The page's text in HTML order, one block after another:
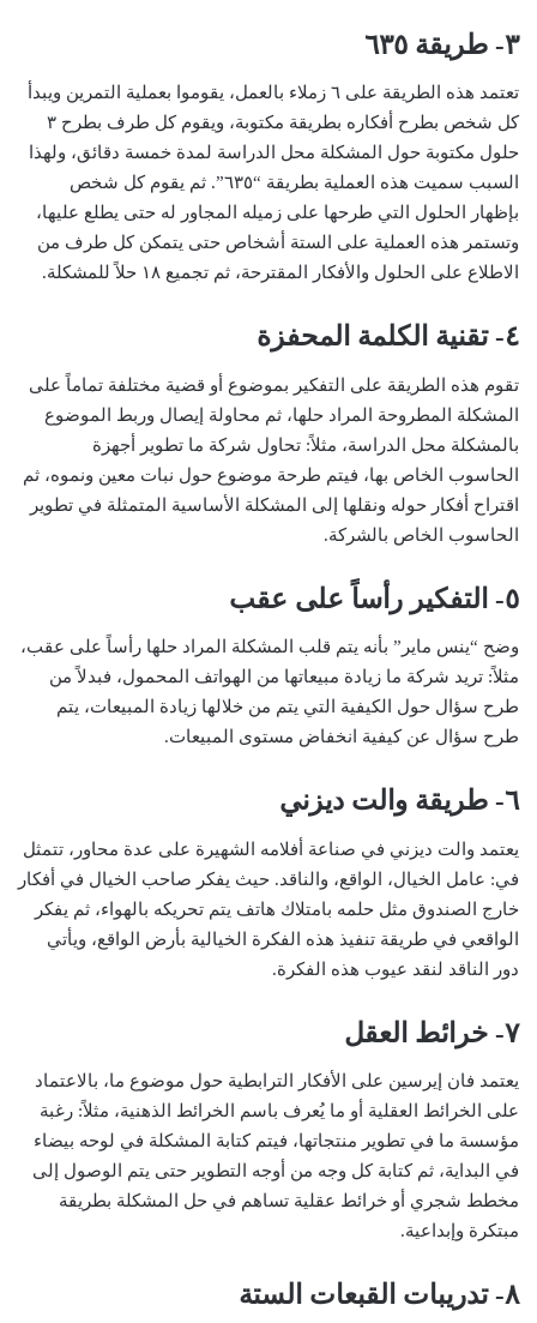
٣- طريقة ٦٣٥
تعتمد هذه الطريقة على ٦ زملاء بالعمل، يقوموا بعملية التمرين ويبدأ
كل شخص بطرح أفكاره بطريقة مكتوبة، ويقوم كل طرف بطرح ٣
حلول مكتوبة حول المشكلة محل الدراسة لمدة خمسة دقائق، ولهذا
السبب سميت هذه العملية بطريقة “٦٣٥”. ثم يقوم كل شخص
بإظهار الحلول التي طرحها على زميله المجاور له حتى يطلع عليها،
وتستمر هذه العملية على الستة أشخاص حتى يتمكن كل طرف من
الاطلاع على الحلول والأفكار المقترحة، ثم تجميع ١٨ حلاً للمشكلة.
٤- تقنية الكلمة المحفزة
تقوم هذه الطريقة على التفكير بموضوع أو قضية مختلفة تماماً على
المشكلة المطروحة المراد حلها، ثم محاولة إيصال وربط الموضوع
بالمشكلة محل الدراسة، مثلاً: تحاول شركة ما تطوير أجهزة
الحاسوب الخاص بها، فيتم طرحة موضوع حول نبات معين ونموه، ثم
اقتراح أفكار حوله ونقلها إلى المشكلة الأساسية المتمثلة في تطوير
الحاسوب الخاص بالشركة.
٥- التفكير رأساً على عقب
وضح “ينس ماير” بأنه يتم قلب المشكلة المراد حلها رأساً على عقب،
مثلاً: تريد شركة ما زيادة مبيعاتها من الهواتف المحمول، فبدلاً من
طرح سؤال حول الكيفية التي يتم من خلالها زيادة المبيعات، يتم
طرح سؤال عن كيفية انخفاض مستوى المبيعات.
٦- طريقة والت ديزني
يعتمد والت ديزني في صناعة أفلامه الشهيرة على عدة محاور، تتمثل
في: عامل الخيال، الواقع، والناقد. حيث يفكر صاحب الخيال في أفكار
خارج الصندوق مثل حلمه بامتلاك هاتف يتم تحريكه بالهواء، ثم يفكر
الواقعي في طريقة تنفيذ هذه الفكرة الخيالية بأرض الواقع، ويأتي
دور الناقد لنقد عيوب هذه الفكرة.
٧- خرائط العقل
يعتمد فان إيرسين على الأفكار الترابطية حول موضوع ما، بالاعتماد
على الخرائط العقلية أو ما يُعرف باسم الخرائط الذهنية، مثلاً: رغبة
مؤسسة ما في تطوير منتجاتها، فيتم كتابة المشكلة في لوحه بيضاء
في البداية، ثم كتابة كل وجه من أوجه التطوير حتى يتم الوصول إلى
مخطط شجري أو خرائط عقلية تساهم في حل المشكلة بطريقة
مبتكرة وإبداعية.
٨- تدريبات القبعات الستة